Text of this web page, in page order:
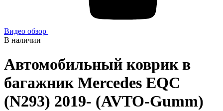
Видео обзор
В наличии
Автомобильный коврик в
багажник Mercedes EQС
(N293) 2019- (AVTO-Gumm)